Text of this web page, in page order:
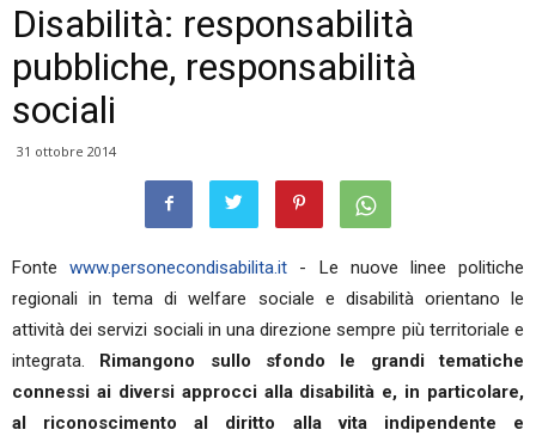
Disabilità: responsabilità
pubbliche, responsabilità
sociali
31 ottobre 2014
Fontewww.personecondisabilita.it - Le nuove linee politiche
regionali in tema di welfare sociale e disabilità orientano le
attività dei servizi sociali in una direzione sempre più territoriale e
integrata. Rimangono sullo sfondo le grandi tematiche
connessi ai diversi approcci alla disabilità e, in particolare,
al riconoscimento al diritto alla vita indipendente e